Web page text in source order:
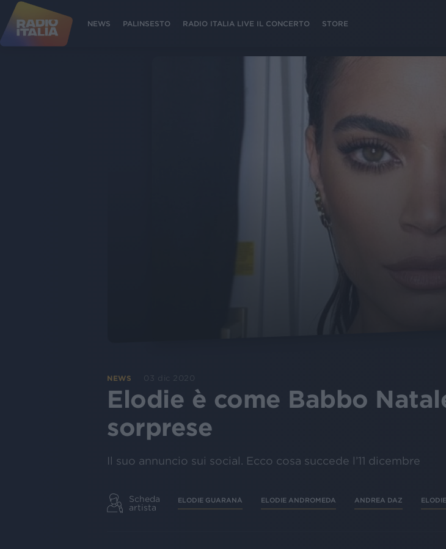
NEWS PALINSESTO RADIO ITALIA LIVE IL CONCERTO STORE
NEWS 03 dic 2020
Elodie è come Babbo
sorprese
Il suo annuncio sui social. Ecco cosa succede l’11 dicembre
Scheda
artista
ELODIE GUARANÀ ELODIE ANDROMEDA ANDREA DAZ